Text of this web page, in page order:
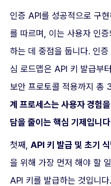
인증 API를 성공적으로 구
를 따르며, 이는 사용자 인
하는 데 중점을 둡니다. 인
심 로드맵은 API 키 발급부
보안 프로토콜 적용까지 총
계 프로세스는 사용자 경험
담을 줄이는 핵심 기제입니
첫째, API 키 발급 및 초기 식
을 위해 가장 먼저 해야 할
API 키를 발급하는 것입니